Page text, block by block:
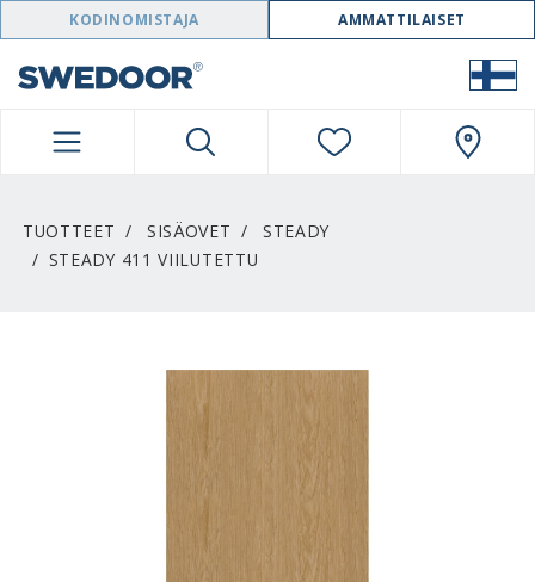
SWEDOOR NAVIGATION
KODINOMISTAJA AMMATTILAISET
TUOTTEET SISÄOVET
STEADY
STEADY 411 VIILUTETTU